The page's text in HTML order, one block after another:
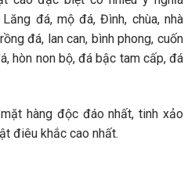
đá, mộ đá, Đình, chùa, nhà
đá, lan can, bình phong, cuốn
hòn non bộ, đá bậc tam cấp, đá
hàng độc đáo nhất, tinh xảo
điêu khắc cao nhất.